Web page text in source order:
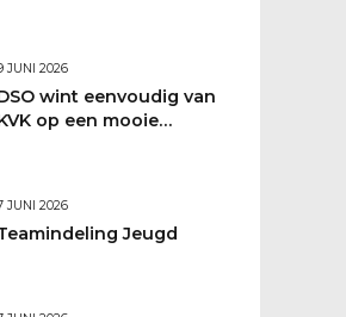
JUNI 2026
wint eenvoudig van
op een mooie
JUNI 2026
Jeugd